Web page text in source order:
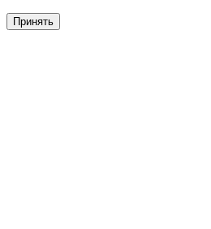
Принять